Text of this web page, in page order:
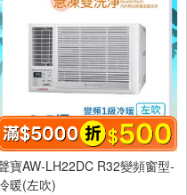
寶AW-LH22DC R32變頻窗型-
暖(左吹)